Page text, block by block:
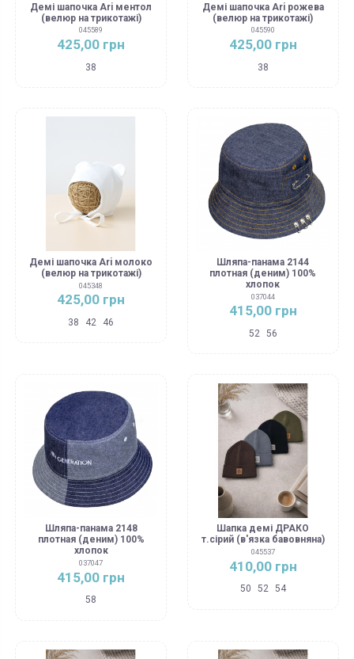
Демі шапочка Ari ментол
(велюр на трикотажі)
045589
425,00 грн
38
Демі шапочка Ari рожева
(велюр на трикотажі)
045590
425,00 грн
38
Демі шапочка Ari молоко
(велюр на трикотажі)
045348
425,00 грн
38 42 46
Шляпа-панама 2144
плотная (деним) 100%
хлопок
037044
415,00 грн
52 56
Шляпа-панама 2148
плотная (деним) 100%
хлопок
037047
415,00 грн
58
Шапка демі ДРАКО
т.сірий (в'язка бавовняна)
045537
410,00 грн
50 52 54